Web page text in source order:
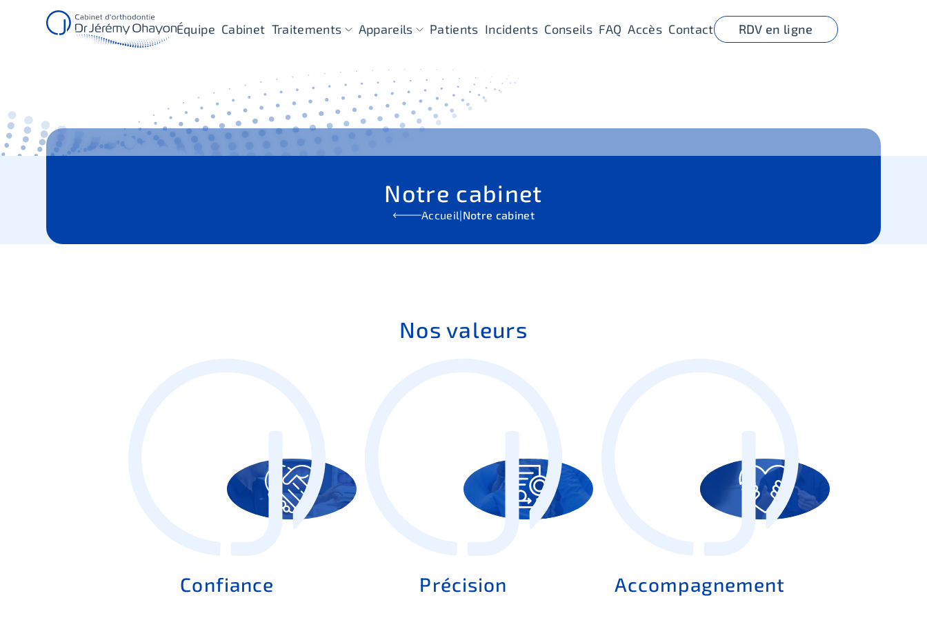
Équipe Cabinet Traitements Appareils Patients Incidents Conseils FAQ Accès Contact RDV en ligne
Notre cabinet
Accueil|Notre cabinet
Nos valeurs
Confiance Précision Accompagnement